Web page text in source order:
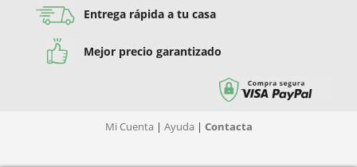
Entrega rápida a tu casa
Mejor precio garantizado
Mi Cuenta | Ayuda | Contacta